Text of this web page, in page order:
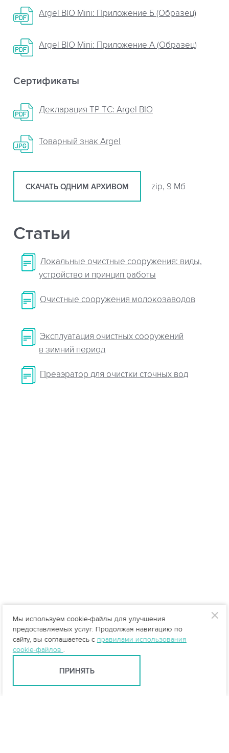
Argel BIO Mini: Приложение Б (Образец)
Argel BIO Mini: Приложение A (Образец)
Сертификаты
Декларация ТР ТС: Argel BIO
Товарный знак Argel
СКАЧАТЬ ОДНИМ АРХИВОМ zip, 9 Мб
Статьи
Локальные очистные сооружения: виды,
устройство и принцип работы
Очистные сооружения молокозаводов
Эксплуатация очистных сооружений
в зимний период
Преаэратор для очистки сточных вод
Мы используем cookie-файлы для улучшения
предоставляемых услуг. Продолжая навигацию по
сайту, вы соглашаетесь с правилами использования
cookie-файлов .
ПРИНЯТЬ